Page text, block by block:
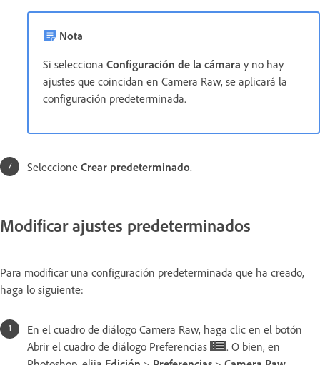
Nota
Si selecciona Configuración de la cámara y no hay
ajustes que coincidan en Camera Raw, se aplicará la
configuración predeterminada.
Seleccione Crear predeterminado.
Modificar ajustes predeterminados
Para modificar una configuración predeterminada que ha creado,
haga lo siguiente:
En el cuadro de diálogo Camera Raw, haga clic en el botón
Abrir el cuadro de diálogo Preferencias
. O bien, en